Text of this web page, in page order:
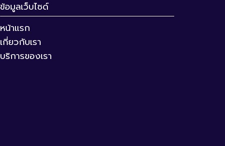
ข้อมูลเว็บไซด์
หน้าแรก
เกี่ยวกับเรา
บริการของเรา